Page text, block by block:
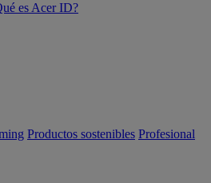
es Acer ID?
Productos sostenibles Profesional